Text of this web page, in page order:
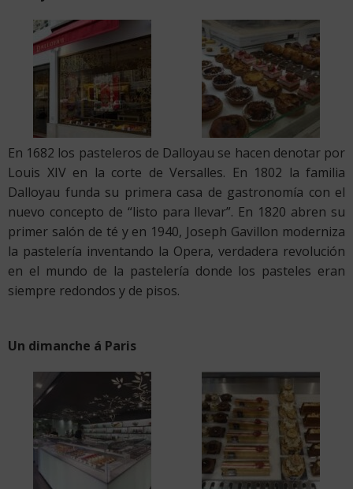
En 1682 los pasteleros de Dalloyau se hacen denotar por
Louis XIV en la corte de Versalles. En 1802 la familia
Dalloyau funda su primera casa de gastronomía con el
nuevo concepto de “listo para llevar”. En 1820 abren su
primer salón de té y en 1940, Joseph Gavillon moderniza
la pastelería inventando la Opera, verdadera revolución
en el mundo de la pastelería donde los pasteles eran
siempre redondos y de pisos.
Un dimanche á Paris